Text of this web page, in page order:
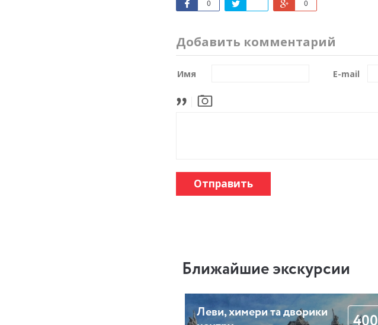
0 0
Добавить комментарий
Имя E-mail
Отправить
Ближайшие экскурсии
Леви, химери та дворики
400